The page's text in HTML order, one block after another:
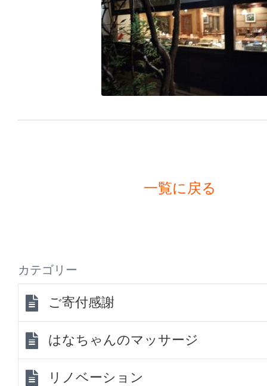
一覧に戻る
カテゴリー
ご寄付感謝
はなちゃんのマッサージ
リノベーション